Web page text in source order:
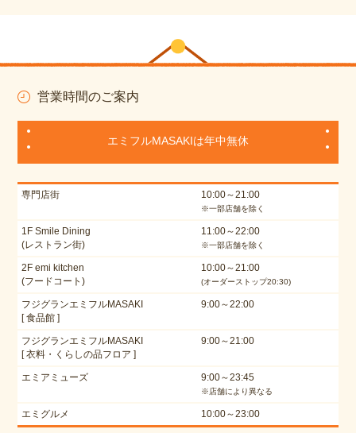
営業時間のご案内
エミフルMASAKIは年中無休
専門店街 10:00～21:00
※一部店舗を除く
1F Smile Dining
(レストラン街)
11:00～22:00
※一部店舗を除く
2F emi kitchen
(フードコート)
10:00～21:00
(オーダーストップ20:30)
フジグランエミフルMASAKI
[ 食品館 ]
9:00～22:00
フジグランエミフルMASAKI
[ 衣料・くらしの品フロア ]
9:00～21:00
エミアミューズ 9:00～23:45
※店舗により異なる
エミグルメ 10:00～23:00